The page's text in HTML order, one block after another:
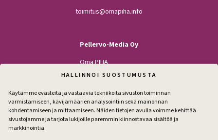
HALLINNOI SUOSTUMUSTA
Käytämme evästeitä ja vastaavia tekniikoita sivuston toiminnan
varmistamiseen, kävijämäärien analysointiin sekä mainonnan
kohdentamiseen ja mittaamiseen. Näiden tietojen avulla voimme kehittää
sivustojamme ja tarjota lukijoille paremmin kiinnostavaa sisältöä ja
markkinointia.
toimitus@omapiha.info
Pellervo-Media Oy
Oma PIHA
Kodin Pellervo
Maatilan Pellervo